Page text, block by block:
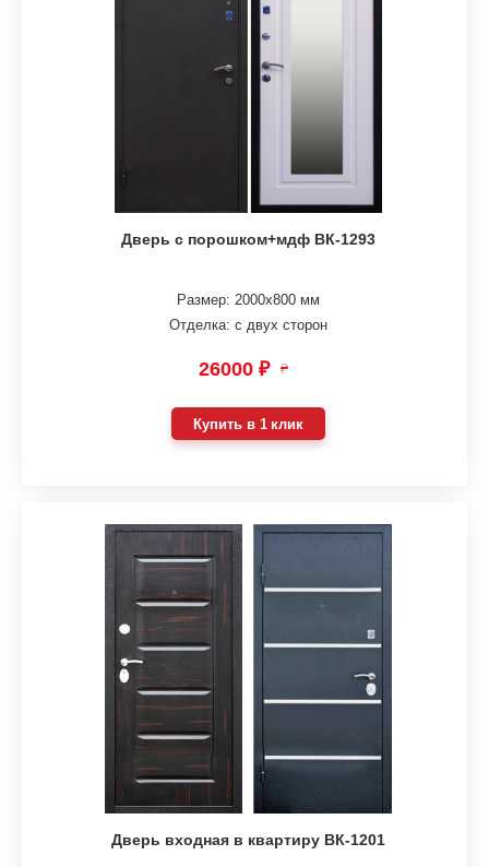
Дверь с порошком+мдф ВК-1293
Размер: 2000х800 мм
Отделка: с двух сторон
26000 ₽ ₽
Купить в 1 клик
Дверь входная в квартиру ВК-1201